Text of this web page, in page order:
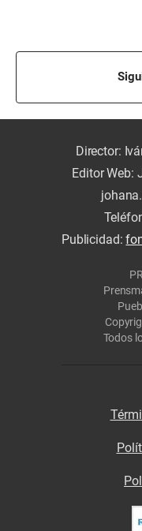
Director:
Editor Web:
Publicidad:
Todos